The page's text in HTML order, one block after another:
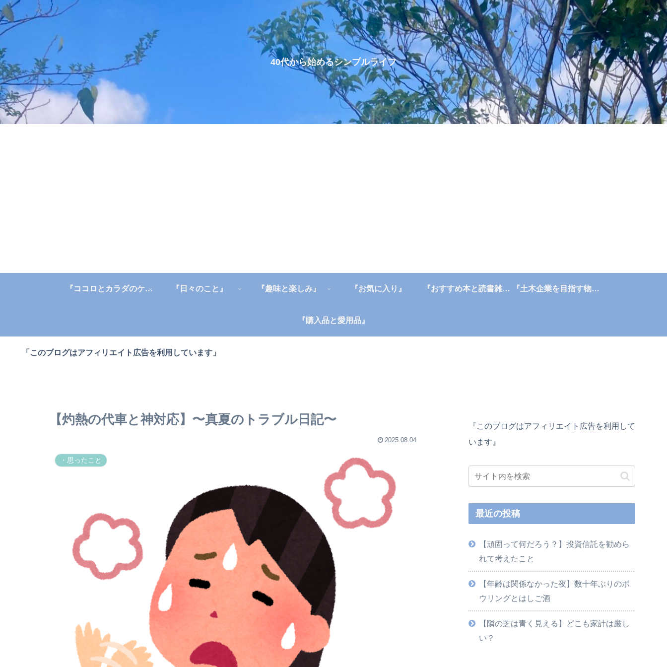
40代から始めるシンプルライフ
『ココロとカラダのケア』 『日々のこと』 『趣味と楽しみ』 『お気に入り』 『おすすめ本と読書雑記帳』 『土木企業を目指す物語』
『購入品と愛用品』
「このブログはアフィリエイト広告を利用しています」
【灼熱の代車と神対応】〜真夏のトラブル日記〜
2025.08.04
・思ったこと
『このブログはアフィリエイト広告を利用して
います』
最近の投稿
【頑固って何だろう？】投資信託を勧めら
れて考えたこと
【年齢は関係なかった夜】数十年ぶりのボ
ウリングとはしご酒
【隣の芝は青く見える】どこも家計は厳し
い？